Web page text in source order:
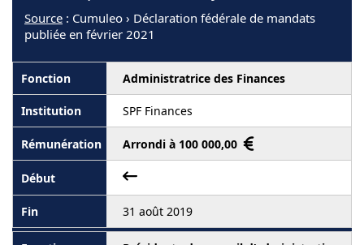
Source : Cumuleo › Déclaration fédérale de mandats
publiée en février 2021
Administratrice des Finances
SPF Finances
Arrondi à 100 000,00
31 août 2019